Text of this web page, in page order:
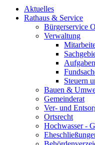
Aktuelles
Rathaus & Service
Bürgerservice
Verwaltung
Aufgaben
Steuern
Bauen &
Gemeinderat
Ver- und
Ortsrecht
Hochwasser -